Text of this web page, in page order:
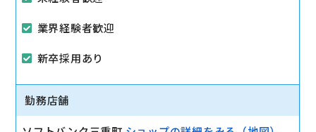
管理、売上管理など）
※業務は段階的にお任せします。
マイカー通勤可
業界経験者歓迎
新卒採用あり
勤務店舗